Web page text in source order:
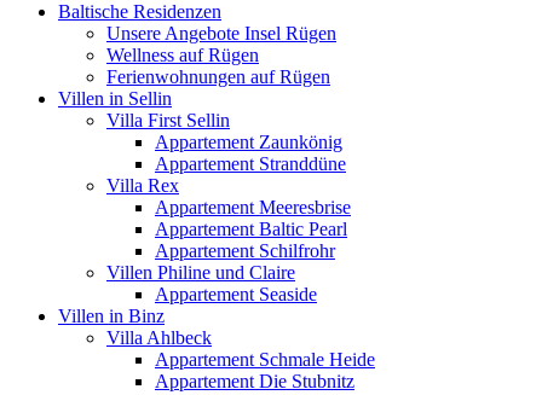
Baltische Residenzen
Unsere Angebote Insel Rügen
Wellness auf Rügen
Ferienwohnungen auf Rügen
Villen in Sellin
Villa First Sellin
Appartement Zaunkönig
Appartement Stranddüne
Villa Rex
Appartement Meeresbrise
Appartement Baltic Pearl
Appartement Schilfrohr
Villen Philine und Claire
Appartement Seaside
Villen in Binz
Villa Ahlbeck
Appartement Schmale Heide
Appartement Die Stubnitz